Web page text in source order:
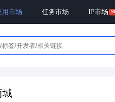
用市场 任务市场 IP市场
城